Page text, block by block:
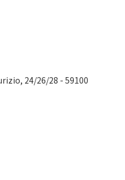
24/26/28 - 59100